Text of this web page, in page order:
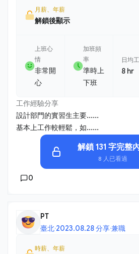
月薪、年薪
解鎖後顯示
上班心
情
非常開
心
加班頻
率
準時上
下班
日均
8 hr
工作經驗分享
設計部門的實習生主要......
基本上工作較輕鬆，如......
解鎖 131 字完整
8 人已看過
0
PT
臺北·2023.08.28 分享·兼職
時薪、年薪